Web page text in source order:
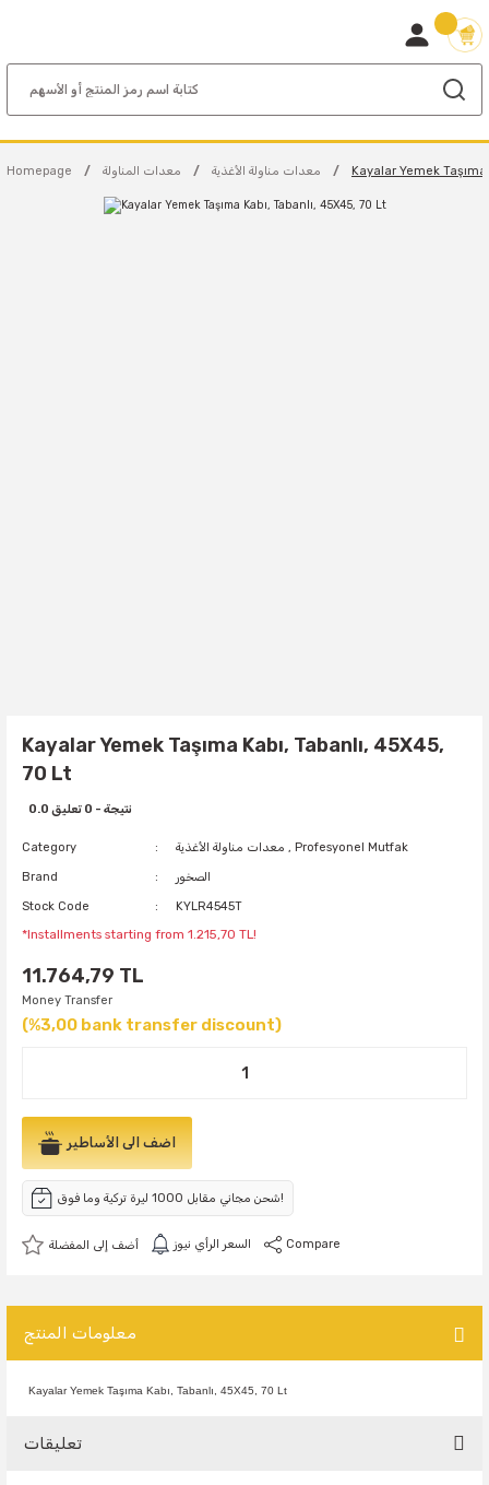
Homepage معدات المناولة معدات مناولة الأغذية Kayalar Yemek Taşıma
Kayalar Yemek Taşıma Kabı, Tabanlı, 45X45,
70 Lt
0.0 نتيجة - 0 تعليق
Category معدات مناولة الأغذية , Profesyonel Mutfak
Brand الصخور
Stock Code KYLR4545T
*Installments starting from 1.215,70 TL!
11.764,79 TL
Money Transfer
(%3,00 bank transfer discount)
اضف الى الأساطير
شحن مجاني مقابل 1000 ليرة تركية وما فوق!
السعر الرأي نيوز Compare
معلومات المنتج
Kayalar Yemek Taşıma Kabı, Tabanlı, 45X45, 70 Lt
تعليقات